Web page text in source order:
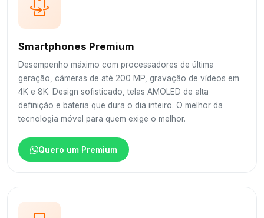
Smartphones Premium
Desempenho máximo com processadores de última
geração, câmeras de até 200 MP, gravação de vídeos em
4K e 8K. Design sofisticado, telas AMOLED de alta
definição e bateria que dura o dia inteiro. O melhor da
tecnologia móvel para quem exige o melhor.
Quero um Premium